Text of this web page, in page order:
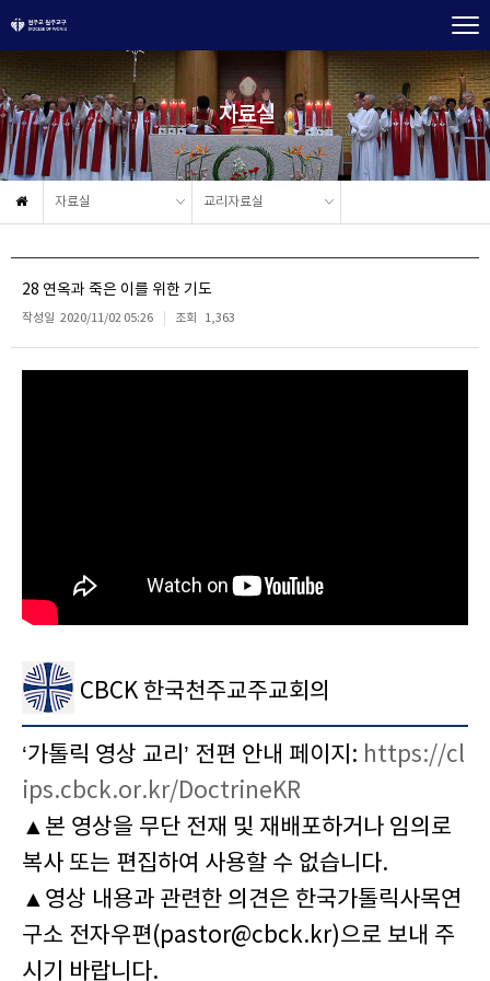
자료실
자료실 교리자료실
28 연옥과 죽은 이를 위한 기도
작성일 2020/11/02 05:26 조회 1,363
CBCK 한국천주교주교회의
‘가톨릭 영상 교리’ 전편 안내 페이지: https://cl
ips.cbck.or.kr/DoctrineKR
▲본 영상을 무단 전재 및 재배포하거나 임의로
복사 또는 편집하여 사용할 수 없습니다.
▲영상 내용과 관련한 의견은 한국가톨릭사목연
구소 전자우편(pastor@cbck.kr)으로 보내 주
시기 바랍니다.